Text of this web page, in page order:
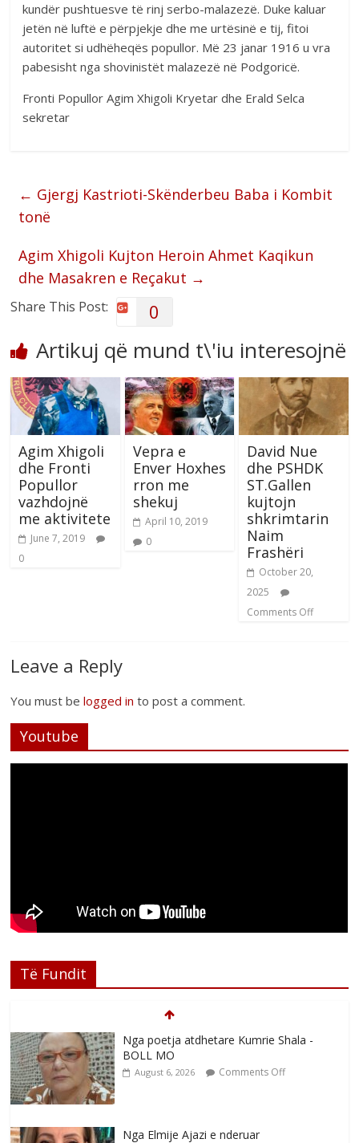
kundër pushtuesve të rinj serbo-malazezë. Duke kaluar
jetën në luftë e përpjekje dhe me urtësinë e tij, fitoi
autoritet si udhëheqës popullor. Më 23 janar 1916 u vra
pabesisht nga shovinistët malazezë në Podgoricë.
Fronti Popullor Agim Xhigoli Kryetar dhe Erald Selca
sekretar
← Gjergj Kastrioti-Skënderbeu Baba i Kombit
tonë
Agim Xhigoli Kujton Heroin Ahmet Kaqikun
dhe Masakren e Reçakut →
Share This Post: 0
Artikuj që mund t\'iu interesojnë
Agim Xhigoli
dhe Fronti
Popullor
vazhdojnë
me aktivitete
June 7, 2019
0
Vepra e
Enver Hoxhes
rron me
shekuj
April 10, 2019
0
David Nue
dhe PSHDK
ST.Gallen
kujtojn
shkrimtarin
Naim
Frashëri
October 20,
2025
Comments Off
Leave a Reply
You must belogged in to post a comment.
Youtube
Të Fundit
Nga poetja atdhetare Kumrie Shala -
BOLL MO
August 6, 2026 Comments Off
Nga Elmije Ajazi e nderuar